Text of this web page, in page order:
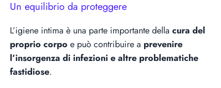
Un equilibrio da proteggere
L’igiene intima è una parte importante della cura del
proprio corpo e può contribuire a prevenire
l’insorgenza di infezioni e altre problematiche
fastidiose.